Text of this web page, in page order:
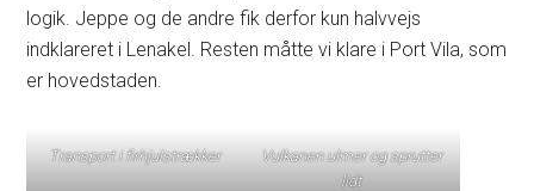
logik. Jeppe og de andre fik derfor kun halvvejs
indklareret i Lenakel. Resten måtte vi klare i Port Vila, som
er hovedstaden.
Transport i firhjulstrækker
Vulkanen ulmer og sprutter
lidt